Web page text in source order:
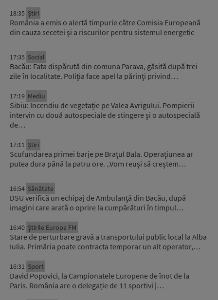
18:35 Știri
România a emis o alertă timpurie către Comisia Europeană
din cauza secetei și a riscurilor pentru sistemul energetic
17:35 Social
Bacău: Fata dispărută din comuna Parava, găsită după trei
zile în localitate. Poliția face apel la părinți privind…
17:19 Mediu
Sibiu: Incendiu de vegetație pe Valea Avrigului. Pompierii
intervin cu două autospeciale de stingere și o autospecială
de…
17:11 Știri
Scufundarea primei barje pe Brațul Bala. Operațiunea ar
putea dura până la patru ore. „Vom reuși să creștem…
16:54 Sănătate
DSU verifică un echipaj de Ambulanță din Bacău, după
imagini care arată o oprire la cumpărături în timpul…
16:40 Știrile Europa FM
Stare de perturbare gravă a transportului public local la Alba
Iulia. Primăria poate contracta temporar un alt operator,…
16:31 Sport
David Popovici, la Campionatele Europene de înot de la
Paris. România are o delegație de 11 sportivi |…